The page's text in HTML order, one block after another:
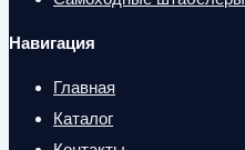
Навигация
Главная
Каталог